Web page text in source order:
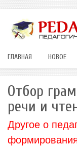
ГЛАВНАЯ НОВОЕ
Отбор
речи и
Другое о